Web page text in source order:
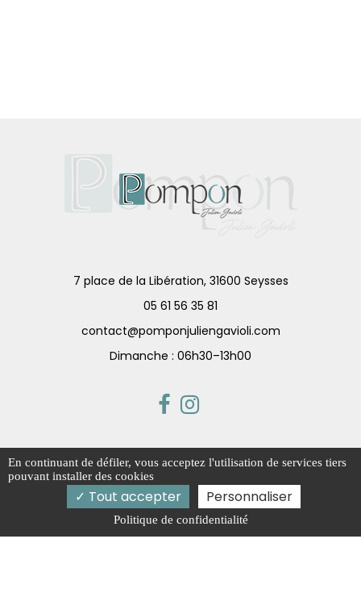
7 place de la Libération, 31600 Seysses
05 61 56 35 81
contact@pomponjuliengavioli.com
Dimanche : 06h30–13h00
Activités
Boulangerie pâtisserie Muret
Gâteau de mariage Muret
Boulangerie pâtisserie Roques
Gâteau de mariage Roques
Gâteau de mariage Seysses
En continuant de défiler, vous acceptez l'utilisation de services tiers
pouvant installer des cookies
Tout accepter Personnaliser
Politique de confidentialité